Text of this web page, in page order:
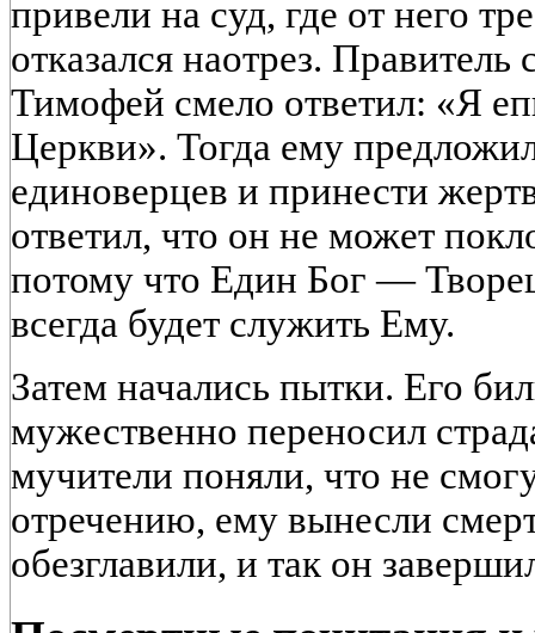
привели на суд, где от него
отказался наотрез.
Тимофей смело ответил: «Я
Церкви». Тогда ему
единоверцев и принести
ответил, что он не может
потому что Един Бог —
всегда будет служить Ему.
Затем начались пытки. Его
мужественно переносил
мучители поняли, что не
отречению, ему вынесли
обезглавили, и так он